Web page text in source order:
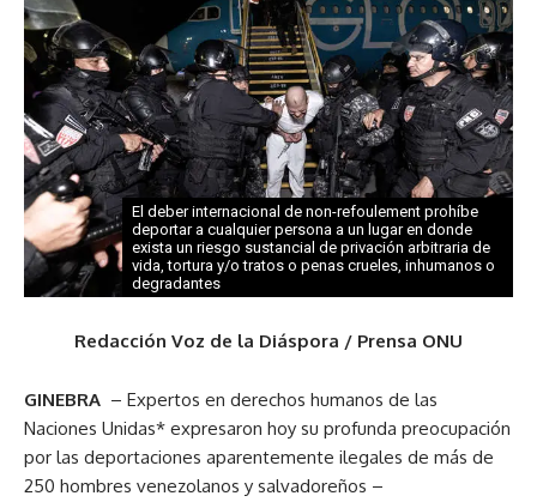
El deber internacional de non-refoulement prohíbe
deportar a cualquier persona a un lugar en donde
exista un riesgo sustancial de privación arbitraria de
vida, tortura y/o tratos o penas crueles, inhumanos o
degradantes
Redacción Voz de la Diáspora / Prensa ONU
GINEBRA – Expertos en derechos humanos de las
Naciones Unidas* expresaron hoy su profunda preocupación
por las deportaciones aparentemente ilegales de más de
250 hombres venezolanos y salvadoreños –